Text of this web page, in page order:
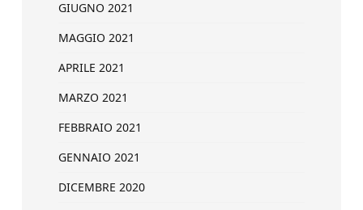
GIUGNO 2021
MAGGIO 2021
APRILE 2021
MARZO 2021
FEBBRAIO 2021
GENNAIO 2021
DICEMBRE 2020